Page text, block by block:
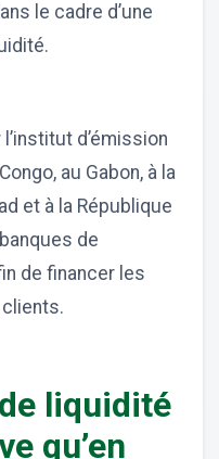
le cadre d’une
d’émission
au Gabon, à la
et à la République
de
de financer les
liquidité
qu’en